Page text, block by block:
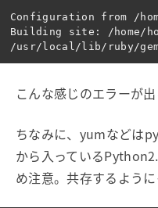
Configuration from /
Building site: /home/
こんな感じのエラーが出
ちなみに、yumなどは
から入っている
め注意。共存するように